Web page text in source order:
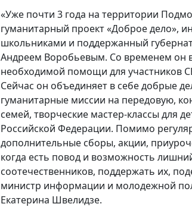
«Уже почти 3 года на территории
гуманитарный проект «Доброе дело»,
школьниками и поддержанный
Андреем Воробьевым. Со временем он
необходимой помощи для участников
Сейчас он объединяет в себе добрые
гуманитарные миссии на передовую,
семей, творческие мастер-классы для
Российской Федерации. Помимо
дополнительные сборы, акции,
когда есть повод и возможность
соотечественников, поддержать их,
министр информации и молодежной
Екатерина Швелидзе.